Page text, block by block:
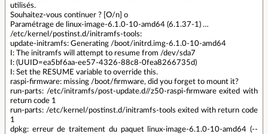
utilisés.
Souhaitez-vous continuer ? [O/n] o
Paramétrage de linux-image-6.1.0-10-amd64 (6.1.37-1) …
/etc/kernel/postinst.d/initramfs-tools:
update-initramfs: Generating /boot/initrd.img-6.1.0-10-amd64
I: The initramfs will attempt to resume from /dev/sda7
I: (UUID=ea5bf6aa-ee57-4326-88c8-0fea8266735d)
I: Set the RESUME variable to override this.
raspi-firmware: missing /boot/firmware, did you forget to mount it?
run-parts: /etc/initramfs/post-update.d//z50-raspi-firmware exited with
return code 1
run-parts: /etc/kernel/postinst.d/initramfs-tools exited with return code
1
dpkg: erreur de traitement du paquet linux-image-6.1.0-10-amd64 (--